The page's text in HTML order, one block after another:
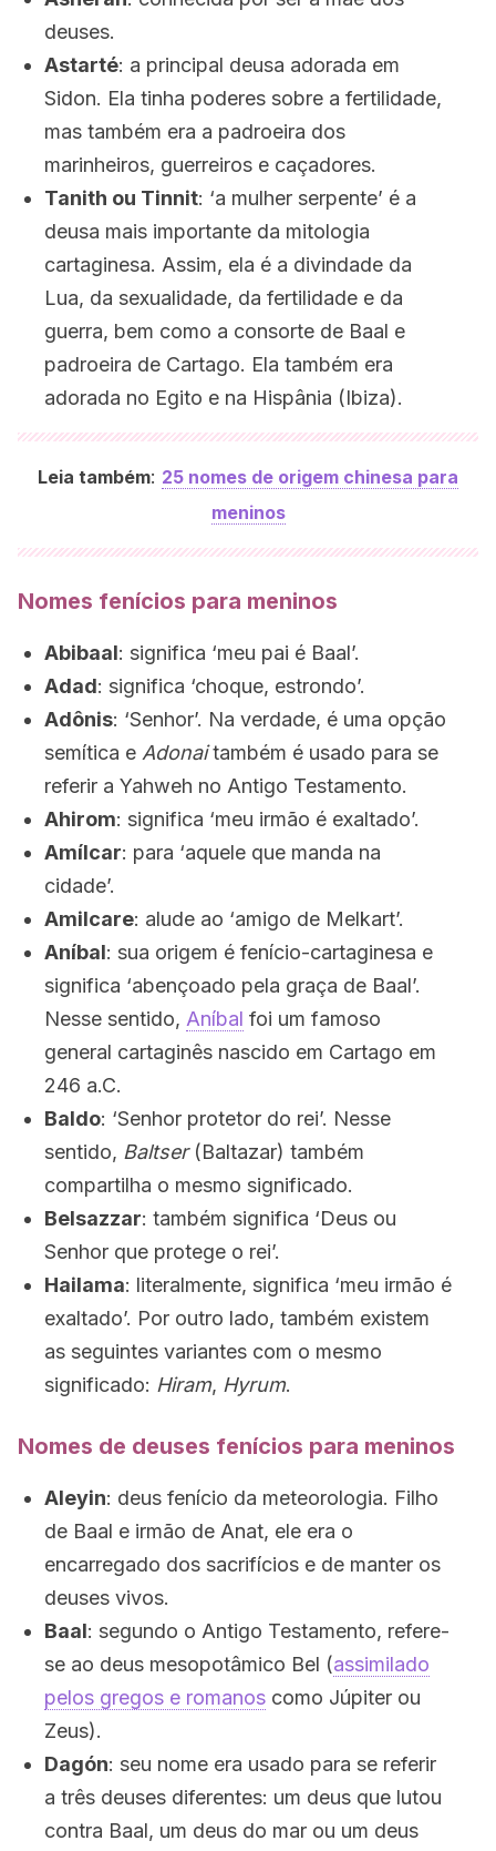
deuses.
Astarté: a principal deusa adorada em
Sidon. Ela tinha poderes sobre a fertilidade,
mas também era a padroeira dos
marinheiros, guerreiros e caçadores.
Tanith ou Tinnit: ‘a mulher serpente’ é a
deusa mais importante da mitologia
cartaginesa. Assim, ela é a divindade da
Lua, da sexualidade, da fertilidade e da
guerra, bem como a consorte de Baal e
padroeira de Cartago. Ela também era
adorada no Egito e na Hispânia (Ibiza).
Leia também: 25 nomes de origem chinesa para
meninos
Nomes fenícios para meninos
Abibaal: significa ‘meu pai é Baal’.
Adad: significa ‘choque, estrondo’.
Adônis: ‘Senhor’. Na verdade, é uma opção
semítica e Adonaitambém é usado para se
referir a Yahweh no Antigo Testamento.
Ahirom: significa ‘meu irmão é exaltado’.
Amílcar: para ‘aquele que manda na
cidade’.
Amilcare: alude ao ‘amigo de Melkart’.
Aníbal: sua origem é fenício-cartaginesa e
significa ‘abençoado pela graça de Baal’.
Nesse sentido, Aníbal foi um famoso
general cartaginês nascido em Cartago em
246 a.C.
Baldo: ‘Senhor protetor do rei’. Nesse
sentido, Baltser(Baltazar) também
compartilha o mesmo significado.
Belsazzar: também significa ‘Deus ou
Senhor que protege o rei’.
Hailama: literalmente, significa ‘meu irmão é
exaltado’. Por outro lado, também existem
as seguintes variantes com o mesmo
significado: Hiram, Hyrum.
Nomes de deuses fenícios para meninos
Aleyin: deus fenício da meteorologia. Filho
de Baal e irmão de Anat, ele era o
encarregado dos sacrifícios e de manter os
deuses vivos.
Baal: segundo o Antigo Testamento, refere-
se ao deus mesopotâmico Bel (assimilado
pelos gregos e romanos como Júpiter ou
Zeus).
Dagón: seu nome era usado para se referir
a três deuses diferentes: um deus que lutou
contra Baal, um deus do mar ou um deus